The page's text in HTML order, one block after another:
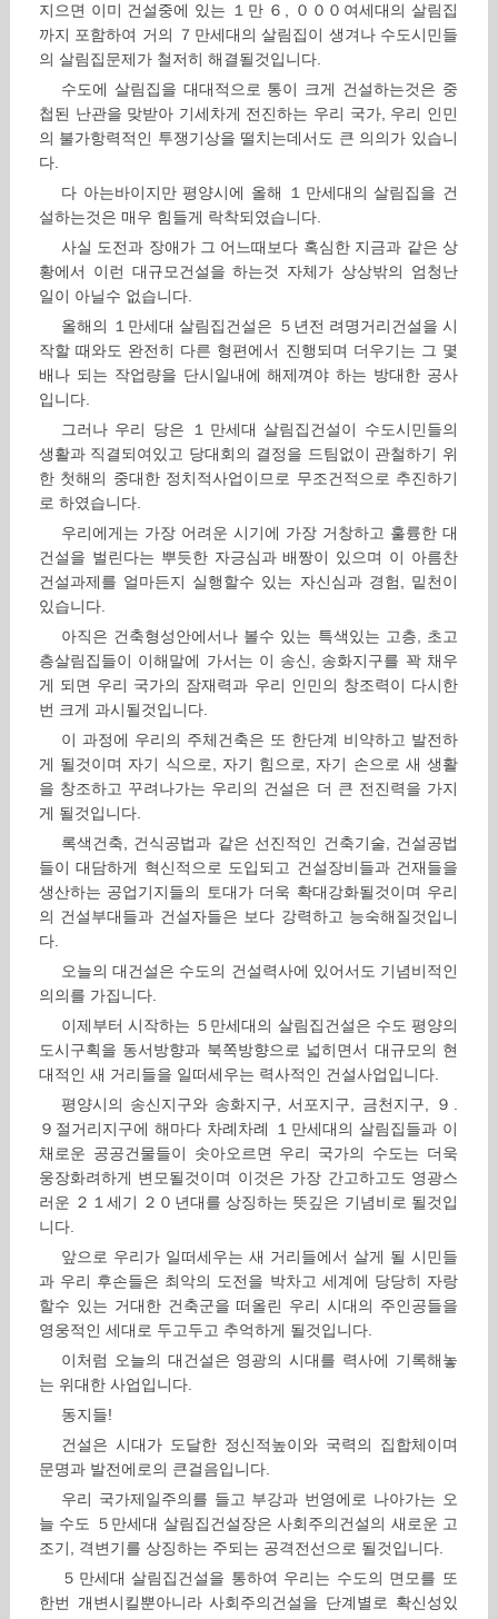
지으면 이미 건설중에 있는 １만 ６, ０００여세대의 살림집
까지 포함하여 거의 ７만세대의 살림집이 생겨나 수도시민들
의 살림집문제가 철저히 해결될것입니다.
수도에 살림집을 대대적으로 통이 크게 건설하는것은 중
첩된 난관을 맞받아 기세차게 전진하는 우리 국가, 우리 인민
의 불가항력적인 투쟁기상을 떨치는데서도 큰 의의가 있습니
다.
다 아는바이지만 평양시에 올해 １만세대의 살림집을 건
설하는것은 매우 힘들게 락착되였습니다.
사실 도전과 장애가 그 어느때보다 혹심한 지금과 같은 상
황에서 이런 대규모건설을 하는것 자체가 상상밖의 엄청난
일이 아닐수 없습니다.
올해의 １만세대 살림집건설은 ５년전 려명거리건설을 시
작할 때와도 완전히 다른 형편에서 진행되며 더우기는 그 몇
배나 되는 작업량을 단시일내에 해제껴야 하는 방대한 공사
입니다.
그러나 우리 당은 １만세대 살림집건설이 수도시민들의
생활과 직결되여있고 당대회의 결정을 드팀없이 관철하기 위
한 첫해의 중대한 정치적사업이므로 무조건적으로 추진하기
로 하였습니다.
우리에게는 가장 어려운 시기에 가장 거창하고 훌륭한 대
건설을 벌린다는 뿌듯한 자긍심과 배짱이 있으며 이 아름찬
건설과제를 얼마든지 실행할수 있는 자신심과 경험, 밑천이
있습니다.
아직은 건축형성안에서나 볼수 있는 특색있는 고층, 초고
층살림집들이 이해말에 가서는 이 송신, 송화지구를 꽉 채우
게 되면 우리 국가의 잠재력과 우리 인민의 창조력이 다시한
번 크게 과시될것입니다.
이 과정에 우리의 주체건축은 또 한단계 비약하고 발전하
게 될것이며 자기 식으로, 자기 힘으로, 자기 손으로 새 생활
을 창조하고 꾸려나가는 우리의 건설은 더 큰 전진력을 가지
게 될것입니다.
록색건축, 건식공법과 같은 선진적인 건축기술, 건설공법
들이 대담하게 혁신적으로 도입되고 건설장비들과 건재들을
생산하는 공업기지들의 토대가 더욱 확대강화될것이며 우리
의 건설부대들과 건설자들은 보다 강력하고 능숙해질것입니
다.
오늘의 대건설은 수도의 건설력사에 있어서도 기념비적인
의의를 가집니다.
이제부터 시작하는 ５만세대의 살림집건설은 수도 평양의
도시구획을 동서방향과 북쪽방향으로 넓히면서 대규모의 현
대적인 새 거리들을 일떠세우는 력사적인 건설사업입니다.
평양시의 송신지구와 송화지구, 서포지구, 금천지구, ９.
９절거리지구에 해마다 차례차례 １만세대의 살림집들과 이
채로운 공공건물들이 솟아오르면 우리 국가의 수도는 더욱
웅장화려하게 변모될것이며 이것은 가장 간고하고도 영광스
러운 ２１세기 ２０년대를 상징하는 뜻깊은 기념비로 될것입
니다.
앞으로 우리가 일떠세우는 새 거리들에서 살게 될 시민들
과 우리 후손들은 최악의 도전을 박차고 세계에 당당히 자랑
할수 있는 거대한 건축군을 떠올린 우리 시대의 주인공들을
영웅적인 세대로 두고두고 추억하게 될것입니다.
이처럼 오늘의 대건설은 영광의 시대를 력사에 기록해놓
는 위대한 사업입니다.
동지들!
건설은 시대가 도달한 정신적높이와 국력의 집합체이며
문명과 발전에로의 큰걸음입니다.
우리 국가제일주의를 들고 부강과 번영에로 나아가는 오
늘 수도 ５만세대 살림집건설장은 사회주의건설의 새로운 고
조기, 격변기를 상징하는 주되는 공격전선으로 될것입니다.
５만세대 살림집건설을 통하여 우리는 수도의 면모를 또
한번 개변시킬뿐아니라 사회주의건설을 단계별로 확신성있